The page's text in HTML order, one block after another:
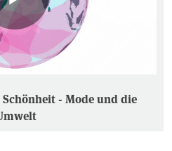
- Mode und die